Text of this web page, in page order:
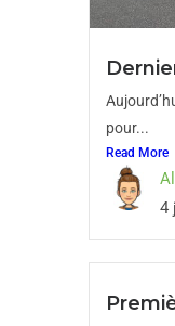
pour...
Read More
4